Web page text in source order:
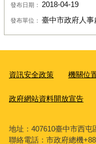
發布日期： 2018-04-19
發布單位： 臺中市政府人事
資訊安全政策 機關位
政府網站資料開放宣告
地址：407610臺中市西
聯絡電話：市政府總機